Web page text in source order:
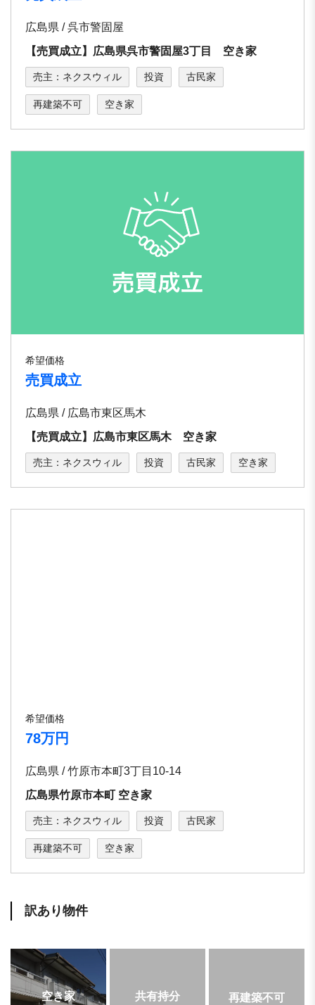
広島県 / 呉市警固屋
【売買成立】広島県呉市警固屋3丁目 空き家
売主：ネクスウィル 投資 古民家
再建築不可 空き家
希望価格
売買成立
広島県 / 広島市東区馬木
【売買成立】広島市東区馬木 空き家
売主：ネクスウィル 投資 古民家 空き家
希望価格
78万円
広島県 / 竹原市本町3丁目10-­14
広島県竹原市本町 空き家
売主：ネクスウィル 投資 古民家
再建築不可 空き家
訳あり物件
空き家 共有持分 再建築不可